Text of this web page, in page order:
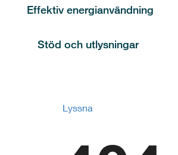
Effektiv energianvändning
Stöd och utlysningar
Lyssna